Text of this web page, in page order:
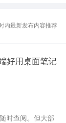
内最新发布内容推荐
好用桌面笔记
时查阅。但大部